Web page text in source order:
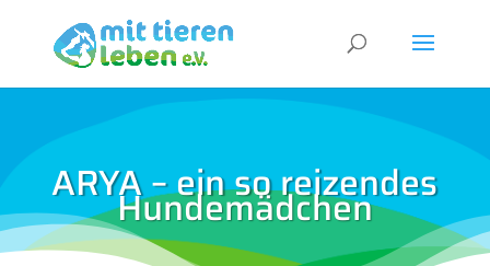
ARYA – ein so reizendes
Hundemädchen